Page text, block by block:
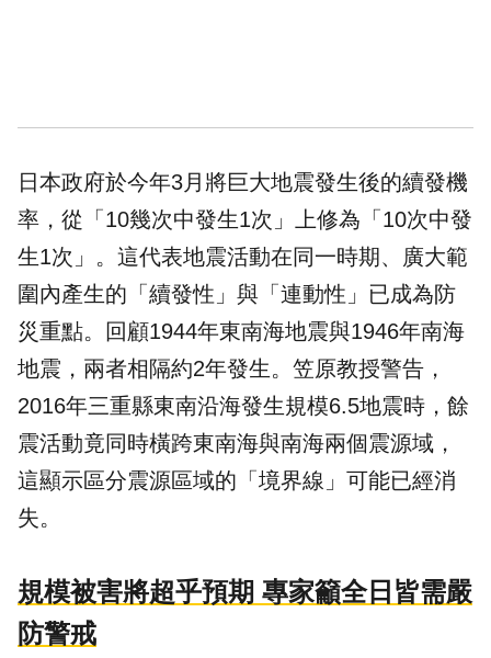
日本政府於今年3月將巨大地震發生後的續發機
率，從「10幾次中發生1次」上修為「10次中發
生1次」。這代表地震活動在同一時期、廣大範
圍內產生的「續發性」與「連動性」已成為防
災重點。回顧1944年東南海地震與1946年南海
地震，兩者相隔約2年發生。笠原教授警告，
2016年三重縣東南沿海發生規模6.5地震時，餘
震活動竟同時橫跨東南海與南海兩個震源域，
這顯示區分震源區域的「境界線」可能已經消
失。
規模被害將超乎預期 專家籲全日皆需嚴
防警戒